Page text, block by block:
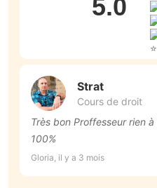
5.0
Strat
Cours de droit
Très bon Proffesseur rien
100%
Gloria, il y a 3 mois